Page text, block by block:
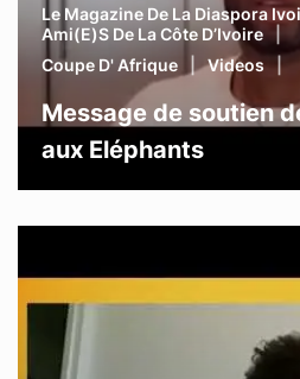
Le Magazine De La Diaspora
Ami(e)s De La Côte D’Ivoire
Coupe D' Afrique
Videos
Message de soutien
aux Eléphants